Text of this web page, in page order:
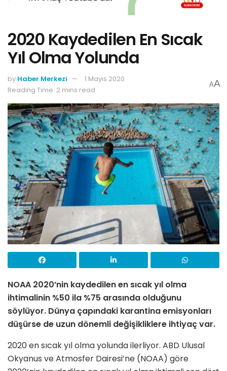
2020 Kaydedilen En Sıcak
Yıl Olma Yolunda
by Haber Merkezi
1 Mayıs 2020
Reading Time: 2 mins read
AA
NOAA 2020’nin kaydedilen en sıcak yıl olma
ihtimalinin %50 ila %75 arasında olduğunu
söylüyor. Dünya çapındaki karantina emisyonları
düşürse de uzun dönemli değişikliklere ihtiyaç var.
2020 en sıcak yıl olma yolunda ilerliyor. ABD Ulusal
Okyanus ve Atmosfer Dairesi’ne (NOAA) göre